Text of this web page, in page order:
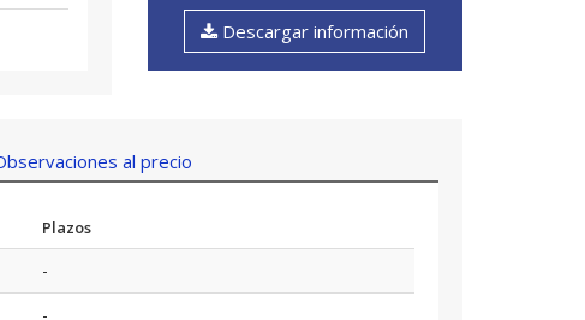
Descargar información
al precio
Plazos
-
-